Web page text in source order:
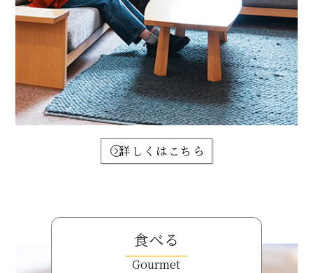
詳しくはこちら
食べる
Gourmet